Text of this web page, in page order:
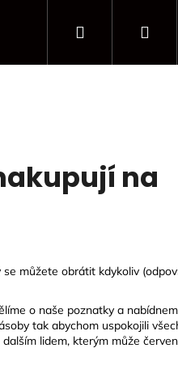
modrého světla
Hledat
na
se můžete obrátit kdykoliv
o naše poznatky a
tak abychom uspokojili
lidem, kterým může